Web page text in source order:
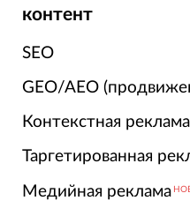
контент
SEO
GEO/AEO
Контекстная реклама
Таргетированная
Медийная реклама